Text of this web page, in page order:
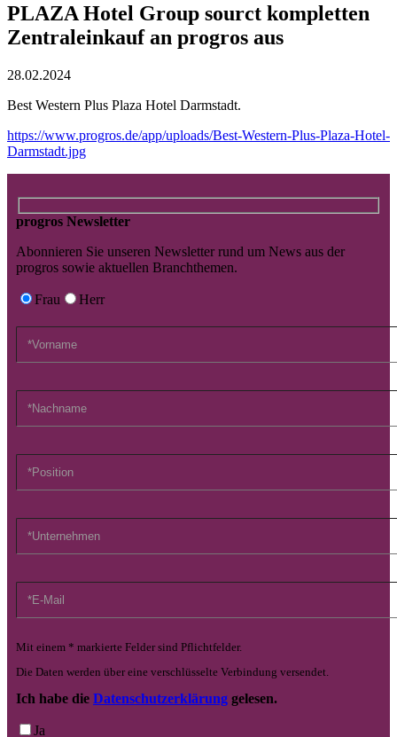
PLAZA Hotel Group sourct kompletten
Zentraleinkauf an progros aus
28.02.2024
Best Western Plus Plaza Hotel Darmstadt.
https://www.progros.de/app/uploads/Best-Western-Plus-Plaza-Hotel-
Darmstadt.jpg
progros Newsletter
Abonnieren Sie unseren Newsletter rund um News aus der
progros sowie aktuellen Branchthemen.
Frau Herr
Mit einem * markierte Felder sind Pflichtfelder.
Die Daten werden über eine verschlüsselte Verbindung versendet.
Ich habe die Datenschutzerklärung gelesen.
Ja